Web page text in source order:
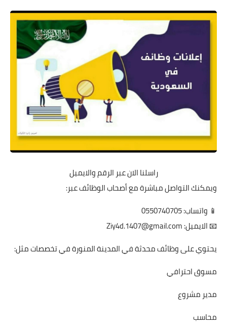
راسلنا الان عبر الرقم والايميل
ويمكنك التواصل مباشرة مع أصحاب الوظائف عبر:
📱 واتساب: 0550740705
📧 الايميل: Ziy4d.1407@gmail.com
يحتوي على وظائف محدثة في المدينة المنورة في تخصصات مثل:
مسوق احترافي
مدير مشروع
محاسب